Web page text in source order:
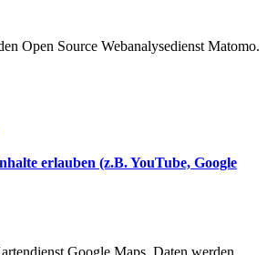
Open Source Webanalysedienst Matomo.
erlauben (z.B. YouTube, Google
Google Maps. Daten werden